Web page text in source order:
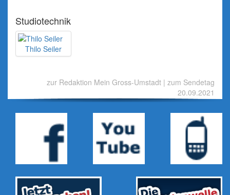
Studiotechnik
Thilo Seiler
zur Redaktion Mein Gross-Umstadt | zum Sendetag
20.09.2021